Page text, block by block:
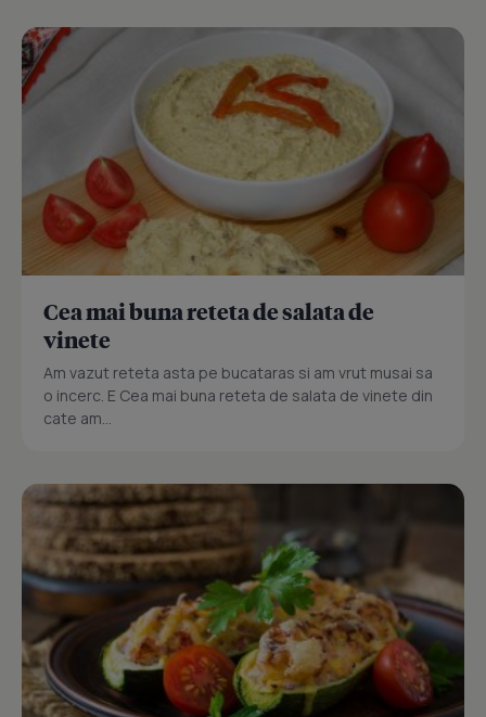
Cea mai buna reteta de salata de
vinete
Am vazut reteta asta pe bucataras si am vrut musai sa
o incerc. E Cea mai buna reteta de salata de vinete din
cate am...